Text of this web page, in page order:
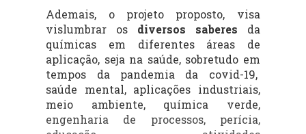
Ademais, o projeto proposto, visa
vislumbrar os diversos saberes da
químicas em diferentes áreas de
aplicação, seja na saúde, sobretudo em
tempos da pandemia da covid-19,
saúde mental, aplicações industriais,
meio ambiente, química verde,
engenharia de processos, perícia,